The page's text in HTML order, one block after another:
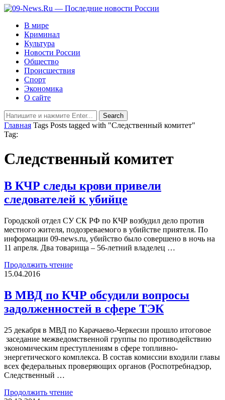
В мире
Криминал
Культура
Новости России
Общество
Происшествия
Спорт
Экономика
О сайте
Главная Tags Posts tagged with "Следственный комитет"
Tag:
Следственный комитет
В КЧР следы крови привели
следователей к убийце
Городской отдел СУ СК РФ по КЧР возбудил дело против
местного жителя, подозреваемого в убийстве приятеля. По
информации 09-news.ru, убийство было совершено в ночь на
11 апреля. Два товарища – 56-летний владелец …
Продолжить чтение
15.04.2016
В МВД по КЧР обсудили вопросы
задолженностей в сфере ТЭК
25 декабря в МВД по Карачаево-Черкесии прошло итоговое
заседание межведомственной группы по противодействию
экономическим преступлениям в сфере топливно-
энергетического комплекса. В состав комиссии входили главы
всех федеральных проверяющих органов (Роспотребнадзор,
Следственный …
Продолжить чтение